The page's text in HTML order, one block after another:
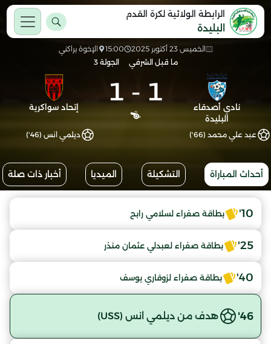
الرابطة الولائية لكرة القدم
البليدة
الخميس 23 أكتوبر 2025 15:00
الإخوة براكني
ما قبل الشرفي
الجولة 3
نادي أصدقاء
البليدة
1
-
1 إتحاد سواكرية
عبد علي محمد (66') ديلمي انس (46')
أحداث المباراة التشكيلة الميديا أخبار ذات صلة
10' بطاقة صفراء لسلامي رابح
25' بطاقة صفراء لعبدلي عثمان منذر
40' بطاقة صفراء لزوقاري يوسف
46' هدف من ديلمي انس (USS)